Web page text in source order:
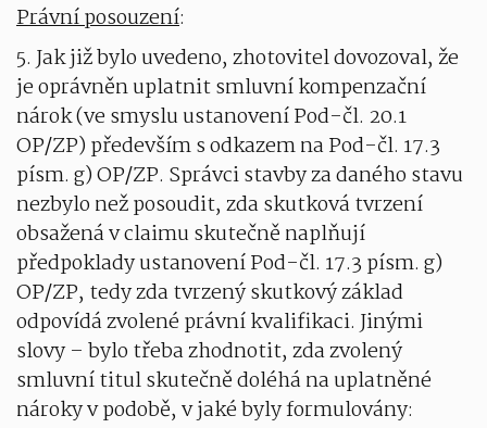
Právní posouzení:
5. Jak již bylo uvedeno, zhotovitel dovozoval, že
je oprávněn uplatnit smluvní kompenzační
nárok (ve smyslu ustanovení Pod-čl. 20.1
OP/ZP) především s odkazem na Pod-čl. 17.3
písm. g) OP/ZP. Správci stavby za daného stavu
nezbylo než posoudit, zda skutková tvrzení
obsažená v claimu skutečně naplňují
předpoklady ustanovení Pod-čl. 17.3 písm. g)
OP/ZP, tedy zda tvrzený skutkový základ
odpovídá zvolené právní kvalifikaci. Jinými
slovy – bylo třeba zhodnotit, zda zvolený
smluvní titul skutečně doléhá na uplatněné
nároky v podobě, v jaké byly formulovány: